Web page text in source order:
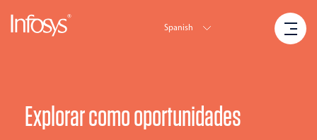
Spanish
Explorar como oportunidades